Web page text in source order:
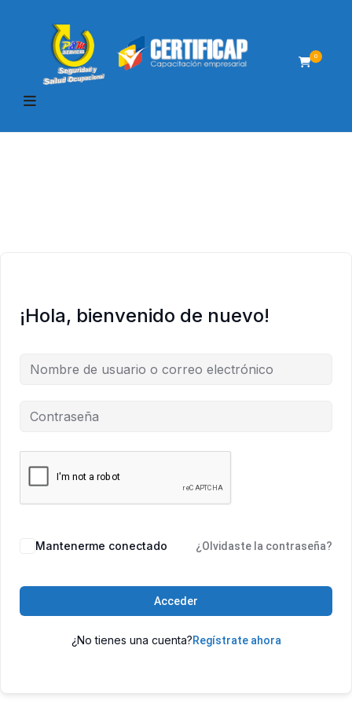
0
¡Hola, bienvenido de nuevo!
Mantenerme conectado ¿Olvidaste la contraseña?
Acceder
¿No tienes una cuenta?Regístrate ahora